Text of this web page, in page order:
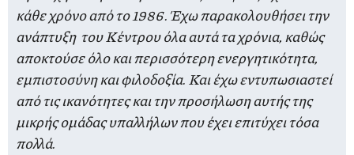
κάθε χρόνο από το 1986. Έχω παρακολουθήσει την
ανάπτυξη του Κέντρου όλα αυτά τα χρόνια, καθώς
αποκτούσε όλο και περισσότερη ενεργητικότητα,
εμπιστοσύνη και φιλοδοξία. Και έχω εντυπωσιαστεί
από τις ικανότητες και την προσήλωση αυτής της
μικρής ομάδας υπαλλήλων που έχει επιτύχει τόσα
πολλά.